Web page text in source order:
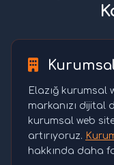
Elazığ kurumsal
markanızı dijital
kurumsal web
artırıyoruz.
hakkında daha